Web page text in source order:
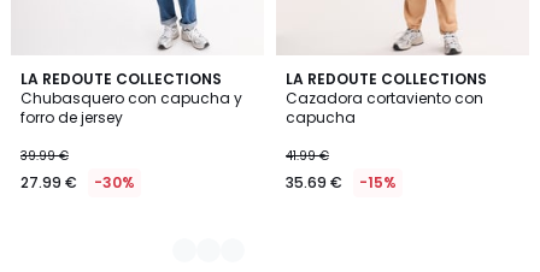
LA REDOUTE COLLECTIONS
Chubasquero con capucha y
forro de jersey
39.99 €
27.99 € -30%
3
Colores
LA REDOUTE COLLECTIONS
Cazadora cortaviento con
capucha
41.99 €
35.69 € -15%